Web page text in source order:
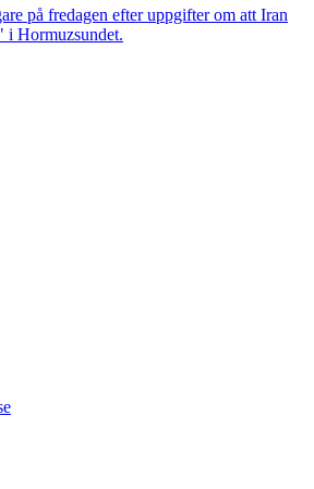
på fredagen efter uppgifter om att Iran
i Hormuzsundet.